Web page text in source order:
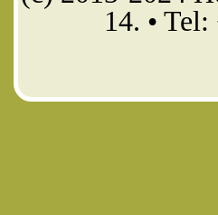
14. •